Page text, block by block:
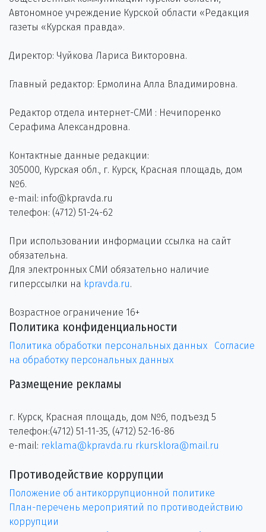
Автономное учреждение Курской области «Редакция
газеты «Курская правда».
Директор: Чуйкова Лариса Викторовна.
Главный редактор: Ермолина Алла Владимировна.
Редактор отдела интернет-СМИ : Нечипоренко
Серафима Александровна.
Контактные данные редакции:
305000, Курская обл., г. Курск, Красная площадь, дом
№6.
e-mail: info@kpravda.ru
телефон: (4712) 51-24-62
При использовании информации ссылка на сайт
обязательна.
Для электронных СМИ обязательно наличие
гиперссылки на kpravda.ru.
Возрастное ограничение 16+
Политика конфиденциальности
Политика обработки персональных данных
Согласие
на обработку персональных данных
Размещение рекламы
г. Курск, Красная площадь, дом №6, подъезд 5
телефон:(4712) 51-11-35, (4712) 52-16-86
e-mail: reklama@kpravda.ru rkursklora@mail.ru
Противодействие коррупции
Положение об антикоррупционной политике
План-перечень мероприятий по противодействию
коррупции